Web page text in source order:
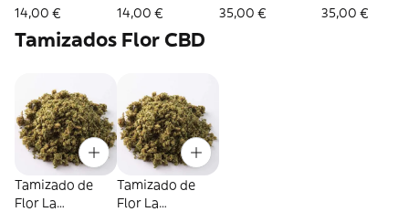
Aromática de
CBD al 4,23% ·
La Cordobesa
14,00 €
Tradicional
14,00 €
Tradicional Flor
35,00 €
Atleta Flor
35,00 €
Tamizados Flor CBD
Tamizado de
Flor La
Tamizado de
Flor La